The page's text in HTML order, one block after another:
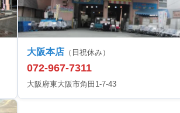
大阪本店 （日祝休み）
072-967-7311
大阪府東大阪市角田1-7-43